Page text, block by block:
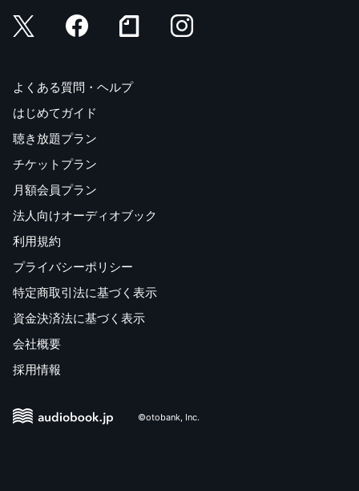
よくある質問・ヘルプ
はじめてガイド
聴き放題プラン
チケットプラン
月額会員プラン
法人向けオーディオブック
利用規約
プライバシーポリシー
特定商取引法に基づく表示
資金決済法に基づく表示
会社概要
採用情報
©otobank, Inc.